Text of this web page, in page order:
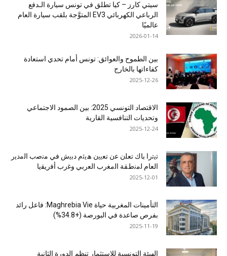
سيتي كارز – كيا تطلق في تونس سيارة الـدفع
الرباعي الكهربائي EV3 المتوَّجة بلقب سيارة العام
عالميًا
2026-01-14
بين الطموح والعوائق: تونس أمام تحدي استعادة
كفاءاتها بالخارج
2025-12-26
الاقتصاد التونسي 2025: بين الصمود الاجتماعي
وتحديات التنافسية القارية
2025-12-24
ﺗﯾﺗرا ﺑﺎك ﺗﻌﻠن ﻋن ﺗﻌﯾﯾن ھﯾﺛم دﺑﯾش ﻓﻲ ﻣﻧﺻب اﻟﻣدﯾر
اﻟﻌﺎم ﻟﻣﻧطﻘﺔ اﻟﻣﻐرب اﻟﻌرﺑﻲ وﻏرب أﻓرﯾﻘﯾﺎ
2025-12-01
التأمينات المغربية حياة Maghrebia Vie: فاعل رائد
بفرص صاعدة في البورصة (+34.8%)
2025-11-19
الهيئة التونسية للاستثمار تنظم الدورة الثانية